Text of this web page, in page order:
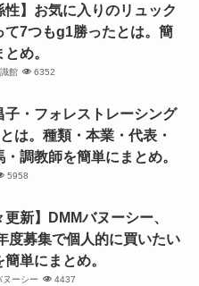
性】お気に入りのリュック
て7つもg1勝ったとは。簡
め。
館 6352
子・フォレストレーシング
は。種類・本業・代表・
・調教師を簡単にまとめ。
5958
更新】DMMバヌーシー、
度募集で個人的に買いたい
簡単にまとめ。
ヌーシー 4437